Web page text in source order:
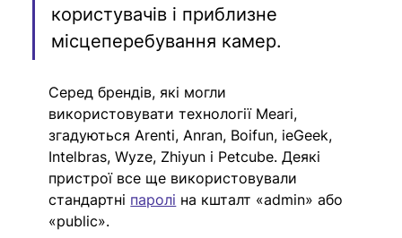
користувачів і приблизне
місцеперебування камер.
Серед брендів, які могли
використовувати технології Meari,
згадуються Arenti, Anran, Boifun, ieGeek,
Intelbras, Wyze, Zhiyun і Petcube. Деякі
пристрої все ще використовували
стандартні паролі на кшталт «admin» або
«public».